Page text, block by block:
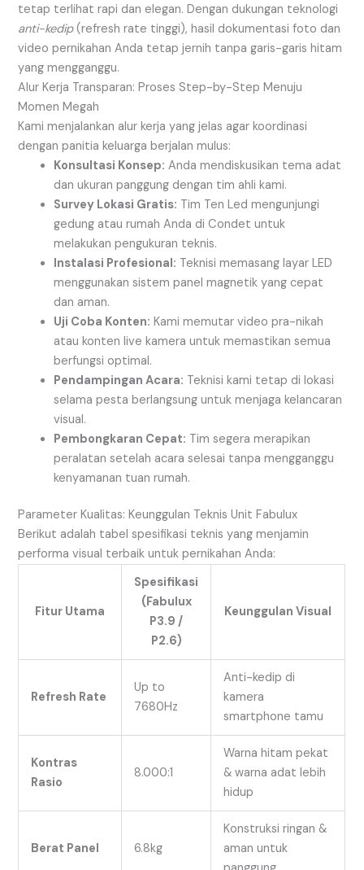
tetap terlihat rapi dan elegan. Dengan dukungan teknologi
anti-kedip(refresh rate tinggi), hasil dokumentasi foto dan
video pernikahan Anda tetap jernih tanpa garis-garis hitam
yang mengganggu.
Alur Kerja Transparan: Proses Step-by-Step Menuju
Momen Megah
Kami menjalankan alur kerja yang jelas agar koordinasi
dengan panitia keluarga berjalan mulus:
Konsultasi Konsep: Anda mendiskusikan tema adat
dan ukuran panggung dengan tim ahli kami.
Survey Lokasi Gratis: Tim Ten Led mengunjungi
gedung atau rumah Anda di Condet untuk
melakukan pengukuran teknis.
Instalasi Profesional: Teknisi memasang layar LED
menggunakan sistem panel magnetik yang cepat
dan aman.
Uji Coba Konten: Kami memutar video pra-nikah
atau konten live kamera untuk memastikan semua
berfungsi optimal.
Pendampingan Acara: Teknisi kami tetap di lokasi
selama pesta berlangsung untuk menjaga kelancaran
visual.
Pembongkaran Cepat: Tim segera merapikan
peralatan setelah acara selesai tanpa mengganggu
kenyamanan tuan rumah.
Parameter Kualitas: Keunggulan Teknis Unit Fabulux
Berikut adalah tabel spesifikasi teknis yang menjamin
performa visual terbaik untuk pernikahan Anda:
Fitur Utama
Spesifikasi
(Fabulux
P3.9 /
P2.6)
Keunggulan Visual
Refresh Rate
Up to
7680Hz
Anti-kedip di
kamera
smartphone tamu
Kontras
Rasio
8.000:1
Warna hitam pekat
& warna adat lebih
hidup
Berat Panel 6.8kg
Konstruksi ringan &
aman untuk